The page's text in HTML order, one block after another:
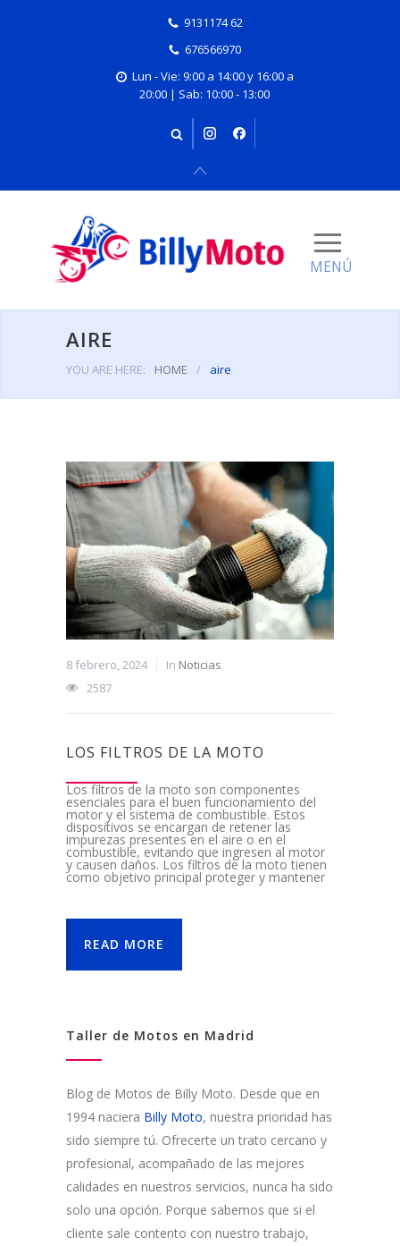
9131174 62
676566970
Lun - Vie: 9:00 a 14:00 y 16:00 a
20:00 | Sab: 10:00 - 13:00
AIRE
YOU ARE HERE: HOME / aire
8 febrero, 2024 In Noticias
2587
LOS FILTROS DE LA MOTO
Los filtros de la moto son componentes
esenciales para el buen funcionamiento del
motor y el sistema de combustible. Estos
dispositivos se encargan de retener las
impurezas presentes en el aire o en el
combustible, evitando que ingresen al motor
y causen daños. Los filtros de la moto tienen
como objetivo principal proteger y mantener
READ MORE
Taller de Motos en Madrid
Blog de Motos de Billy Moto. Desde que en
1994 naciera Billy Moto, nuestra prioridad has
sido siempre tú. Ofrecerte un trato cercano y
profesional, acompañado de las mejores
calidades en nuestros servicios, nunca ha sido
solo una opción. Porque sabemos que si el
cliente sale contento con nuestro trabajo,